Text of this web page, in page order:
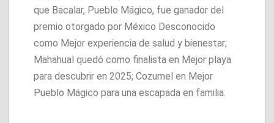
que Bacalar, Pueblo Mágico, fue ganador del
premio otorgado por México Desconocido
como Mejor experiencia de salud y bienestar;
Mahahual quedó como finalista en Mejor playa
para descubrir en 2025; Cozumel en Mejor
Pueblo Mágico para una escapada en familia.